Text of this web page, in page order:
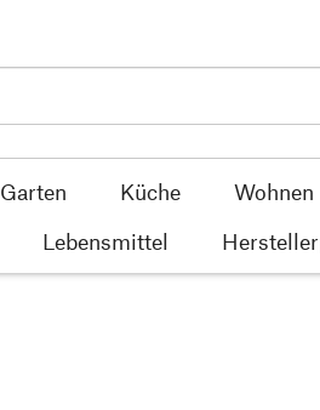
Garten Küche Wohnen
Lebensmittel